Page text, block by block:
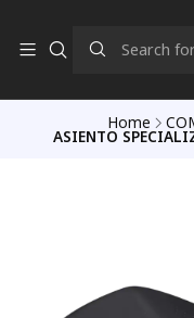
Home
ASIENTO